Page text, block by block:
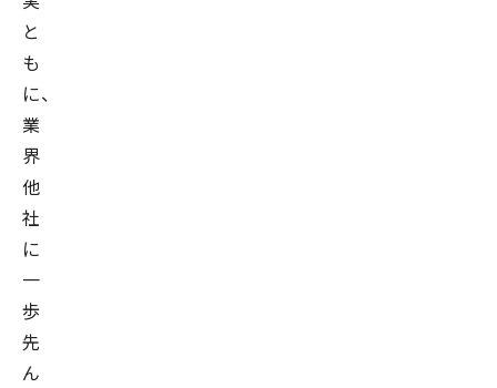
と
も
に、
業
界
他
社
に
一
歩
先
ん